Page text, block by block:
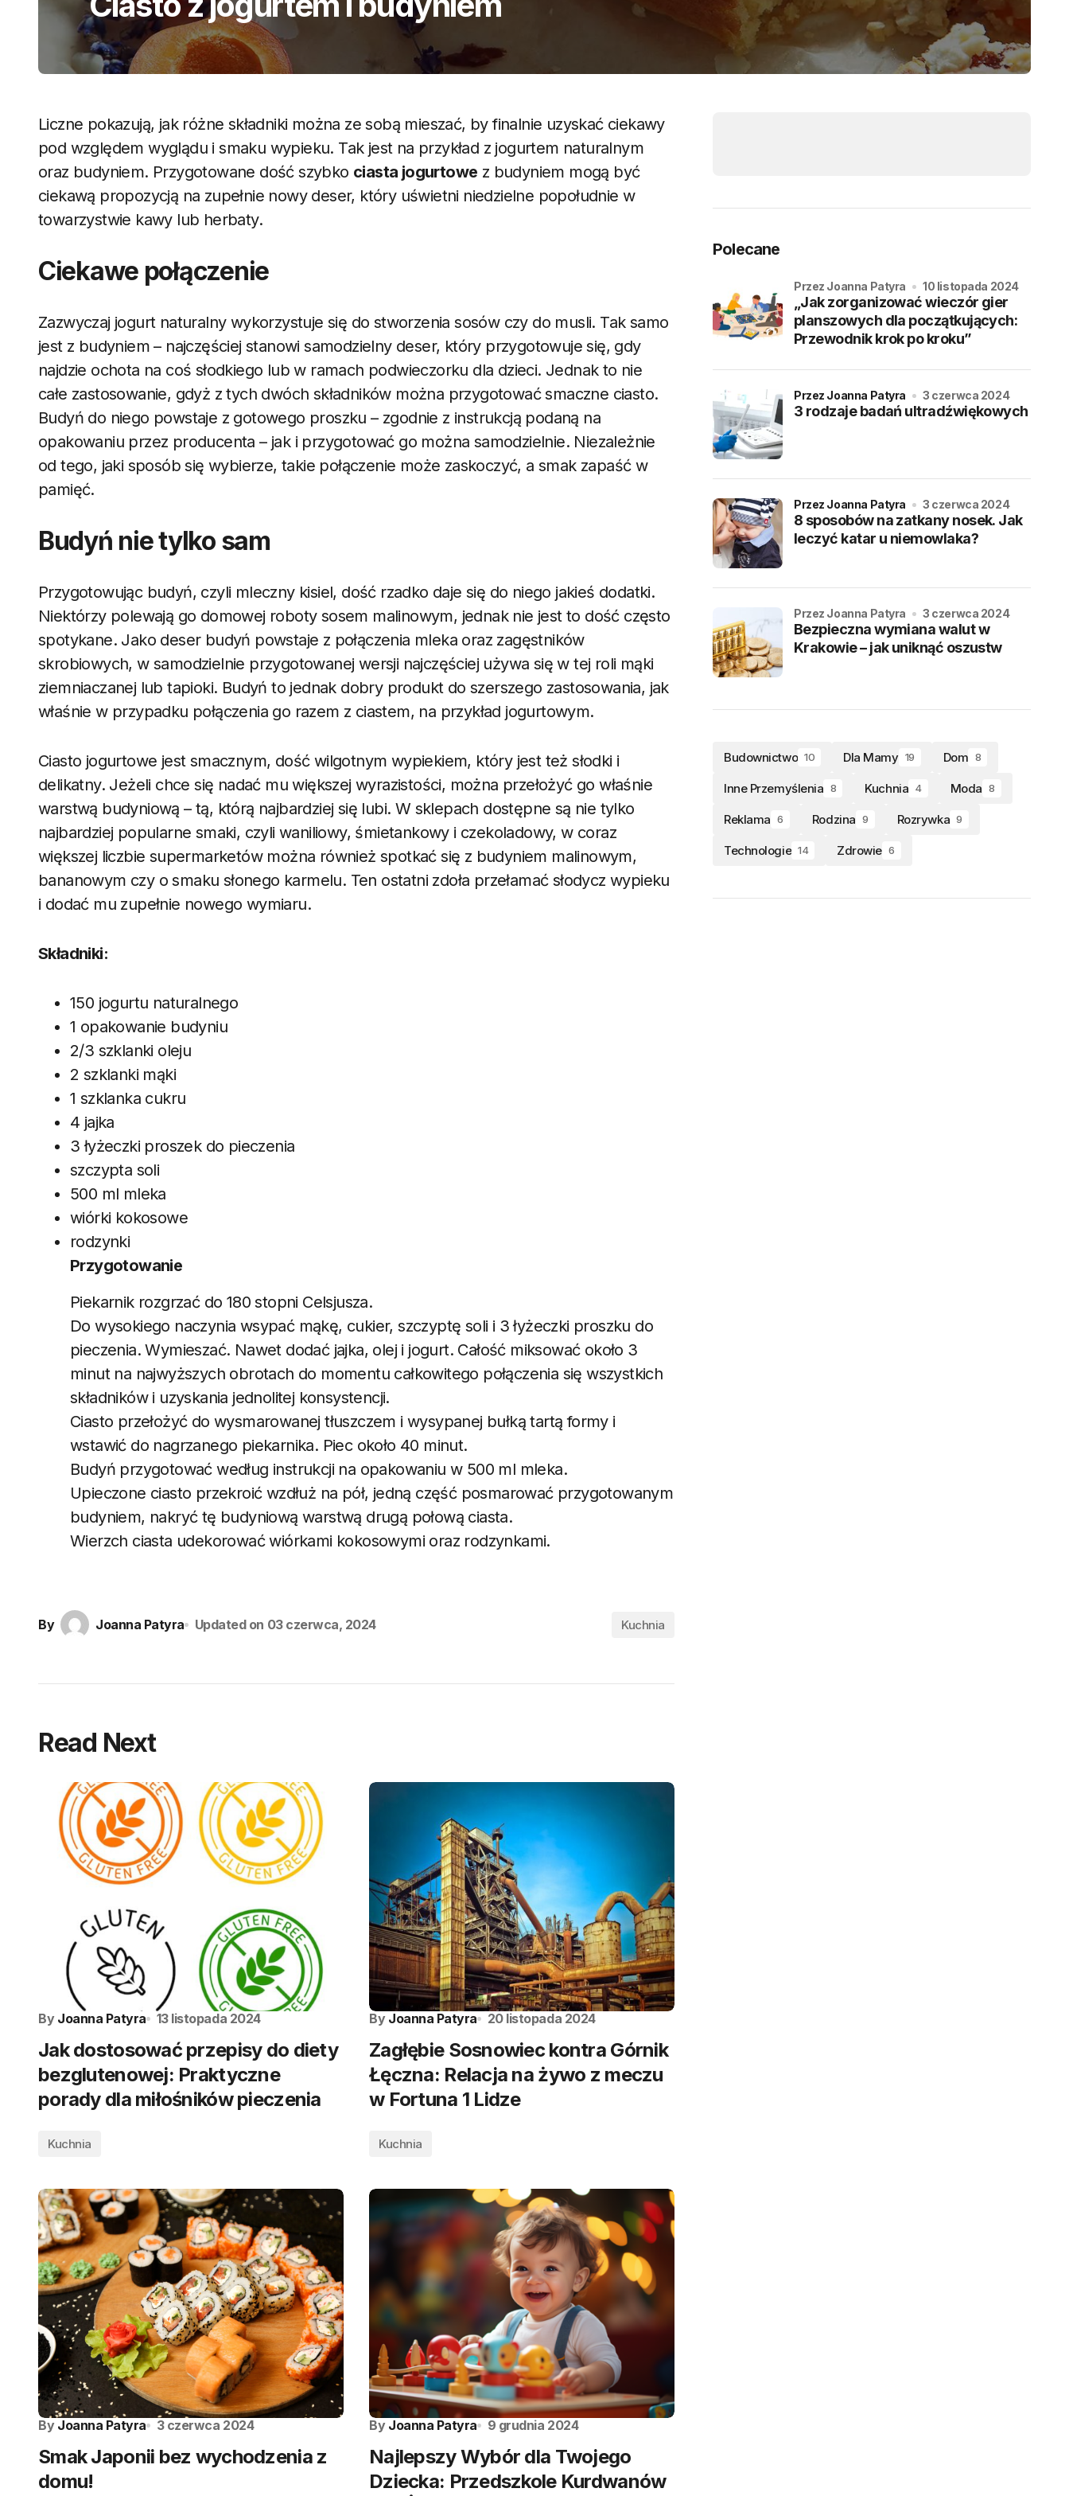
Liczne pokazują, jak różne składniki można ze sobą mieszać, by finalnie uzyskać ciekawy
pod względem wyglądu i smaku wypieku. Tak jest na przykład z jogurtem naturalnym
oraz budyniem. Przygotowane dość szybko ciasta jogurtowe z budyniem mogą być
ciekawą propozycją na zupełnie nowy deser, który uświetni niedzielne popołudnie w
towarzystwie kawy lub herbaty.
Ciekawe połączenie
Zazwyczaj jogurt naturalny wykorzystuje się do stworzenia sosów czy do musli. Tak samo
jest z budyniem – najczęściej stanowi samodzielny deser, który przygotowuje się, gdy
najdzie ochota na coś słodkiego lub w ramach podwieczorku dla dzieci. Jednak to nie
całe zastosowanie, gdyż z tych dwóch składników można przygotować smaczne ciasto.
Budyń do niego powstaje z gotowego proszku – zgodnie z instrukcją podaną na
opakowaniu przez producenta – jak i przygotować go można samodzielnie. Niezależnie
od tego, jaki sposób się wybierze, takie połączenie może zaskoczyć, a smak zapaść w
pamięć.
Budyń nie tylko sam
Przygotowując budyń, czyli mleczny kisiel, dość rzadko daje się do niego jakieś dodatki.
Niektórzy polewają go domowej roboty sosem malinowym, jednak nie jest to dość często
spotykane. Jako deser budyń powstaje z połączenia mleka oraz zagęstników
skrobiowych, w samodzielnie przygotowanej wersji najczęściej używa się w tej roli mąki
ziemniaczanej lub tapioki. Budyń to jednak dobry produkt do szerszego zastosowania, jak
właśnie w przypadku połączenia go razem z ciastem, na przykład jogurtowym.
Ciasto jogurtowe jest smacznym, dość wilgotnym wypiekiem, który jest też słodki i
delikatny. Jeżeli chce się nadać mu większej wyrazistości, można przełożyć go właśnie
warstwą budyniową – tą, którą najbardziej się lubi. W sklepach dostępne są nie tylko
najbardziej popularne smaki, czyli waniliowy, śmietankowy i czekoladowy, w coraz
większej liczbie supermarketów można również spotkać się z budyniem malinowym,
bananowym czy o smaku słonego karmelu. Ten ostatni zdoła przełamać słodycz wypieku
i dodać mu zupełnie nowego wymiaru.
Składniki:
150 jogurtu naturalnego
1 opakowanie budyniu
2/3 szklanki oleju
2 szklanki mąki
1 szklanka cukru
4 jajka
3 łyżeczki proszek do pieczenia
szczypta soli
500 ml mleka
wiórki kokosowe
rodzynki
Przygotowanie
Piekarnik rozgrzać do 180 stopni Celsjusza.
Do wysokiego naczynia wsypać mąkę, cukier, szczyptę soli i 3 łyżeczki proszku do
pieczenia. Wymieszać. Nawet dodać jajka, olej i jogurt. Całość miksować około 3
minut na najwyższych obrotach do momentu całkowitego połączenia się wszystkich
składników i uzyskania jednolitej konsystencji.
Ciasto przełożyć do wysmarowanej tłuszczem i wysypanej bułką tartą formy i
wstawić do nagrzanego piekarnika. Piec około 40 minut.
Budyń przygotować według instrukcji na opakowaniu w 500 ml mleka.
Upieczone ciasto przekroić wzdłuż na pół, jedną część posmarować przygotowanym
budyniem, nakryć tę budyniową warstwą drugą połową ciasta.
Wierzch ciasta udekorować wiórkami kokosowymi oraz rodzynkami.
By Joanna Patyra Updated on 03 czerwca, 2024 Kuchnia
Read Next
By Joanna Patyra 13 listopada 2024
Jak dostosować przepisy do diety
bezglutenowej: Praktyczne
porady dla miłośników pieczenia
Kuchnia
By Joanna Patyra 20 listopada 2024
Zagłębie Sosnowiec kontra Górnik
Łęczna: Relacja na żywo z meczu
w Fortuna 1 Lidze
Kuchnia
By Joanna Patyra 3 czerwca 2024
Smak Japonii bez wychodzenia z
domu!
By Joanna Patyra 9 grudnia 2024
Najlepszy Wybór dla Twojego
Dziecka: Przedszkole Kurdwanów
Polecane
„Jak zorganizować wieczór gier
planszowych dla początkujących:
Przewodnik krok po kroku”
przez Joanna Patyra 10 listopada 2024
3 rodzaje badań ultradźwiękowych
przez Joanna Patyra 3 czerwca 2024
8 sposobów na zatkany nosek. Jak
leczyć katar u niemowlaka?
przez Joanna Patyra 3 czerwca 2024
Bezpieczna wymiana walut w
Krakowie – jak uniknąć oszustw
przez Joanna Patyra 3 czerwca 2024
Budownictwo 10 Dla Mamy 19 Dom 8
Inne Przemyślenia 8 Kuchnia 4 Moda 8
Reklama 6 Rodzina 9 Rozrywka 9
Technologie 14 Zdrowie 6